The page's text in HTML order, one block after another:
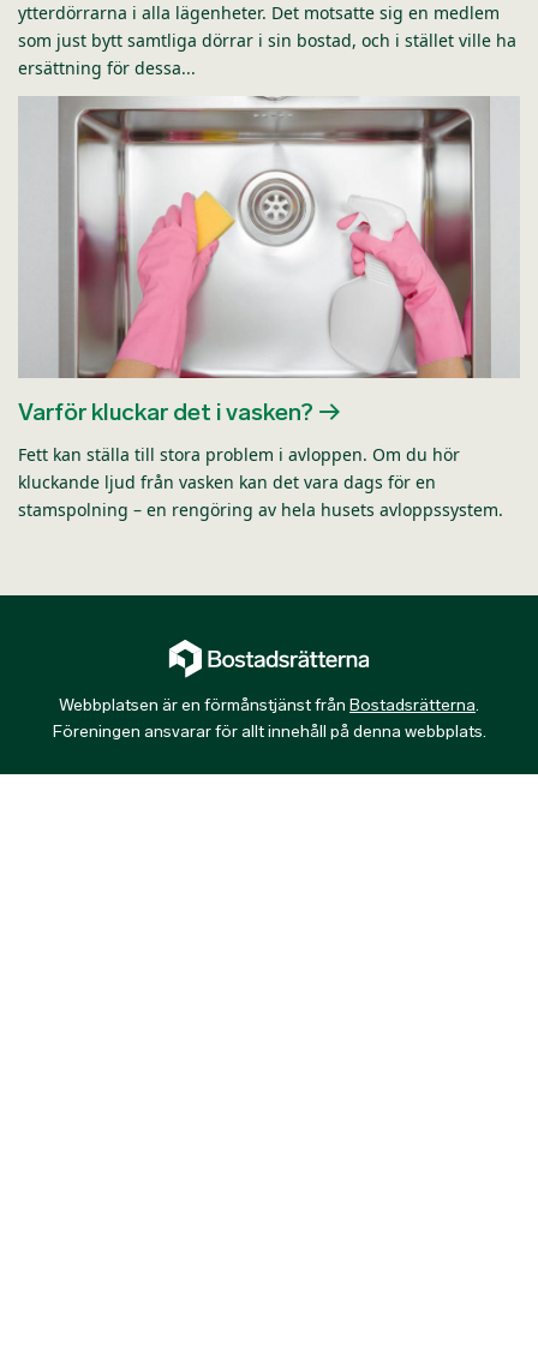
ytterdörrarna i alla lägenheter. Det motsatte sig en medlem
som just bytt samtliga dörrar i sin bostad, och i stället ville ha
ersättning för dessa...
Varför kluckar det i vasken?
Fett kan ställa till stora problem i avloppen. Om du hör
kluckande ljud från vasken kan det vara dags för en
stamspolning – en rengöring av hela husets avloppssystem.
Webbplatsen är en förmånstjänst från Bostadsrätterna.
Föreningen ansvarar för allt innehåll på denna webbplats.